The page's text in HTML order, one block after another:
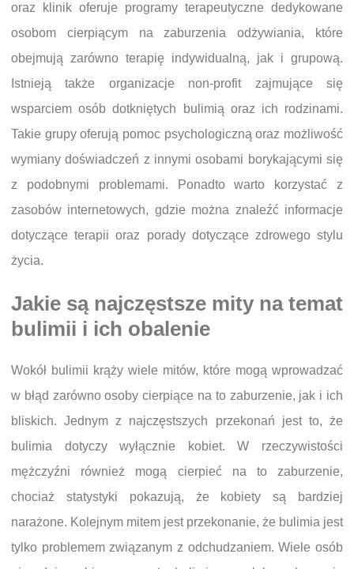
oraz klinik oferuje programy terapeutyczne dedykowane
osobom cierpiącym na zaburzenia odżywiania, które
obejmują zarówno terapię indywidualną, jak i grupową.
Istnieją także organizacje non-profit zajmujące się
wsparciem osób dotkniętych bulimią oraz ich rodzinami.
Takie grupy oferują pomoc psychologiczną oraz możliwość
wymiany doświadczeń z innymi osobami borykającymi się
z podobnymi problemami. Ponadto warto korzystać z
zasobów internetowych, gdzie można znaleźć informacje
dotyczące terapii oraz porady dotyczące zdrowego stylu
życia.
Jakie są najczęstsze mity na temat
bulimii i ich obalenie
Wokół bulimii krąży wiele mitów, które mogą wprowadzać
w błąd zarówno osoby cierpiące na to zaburzenie, jak i ich
bliskich. Jednym z najczęstszych przekonań jest to, że
bulimia dotyczy wyłącznie kobiet. W rzeczywistości
mężczyźni również mogą cierpieć na to zaburzenie,
chociaż statystyki pokazują, że kobiety są bardziej
narażone. Kolejnym mitem jest przekonanie, że bulimia jest
tylko problemem związanym z odchudzaniem. Wiele osób